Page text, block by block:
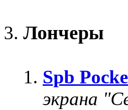
Лончеры
Spb
экрана